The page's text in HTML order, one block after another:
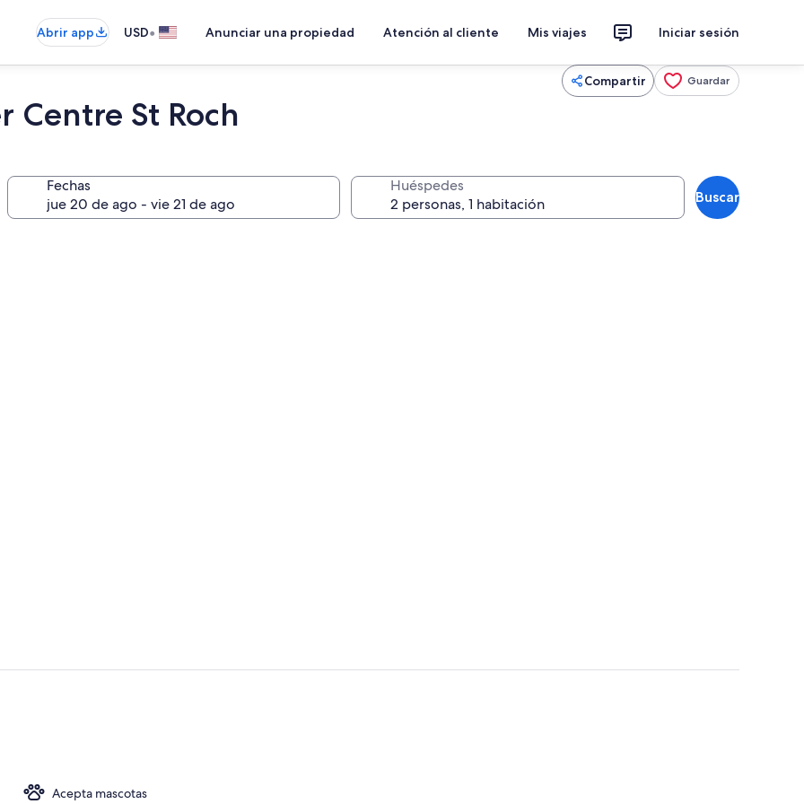
Abrir app USD• Anunciar una propiedad Atención al cliente Mis viajes Iniciar sesión
Compartir Guardar
Centre St Roch
Fechas Huéspedes
Buscar
Acepta mascotas